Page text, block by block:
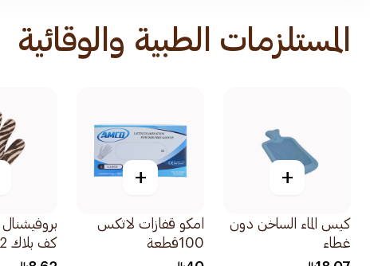
المستلزمات الطبية والوقائية
+
كيس الماء الساخن دون
غطاء
+
امكو قفازات لاتكس
100قطعة
كف بلاك 2قطعة